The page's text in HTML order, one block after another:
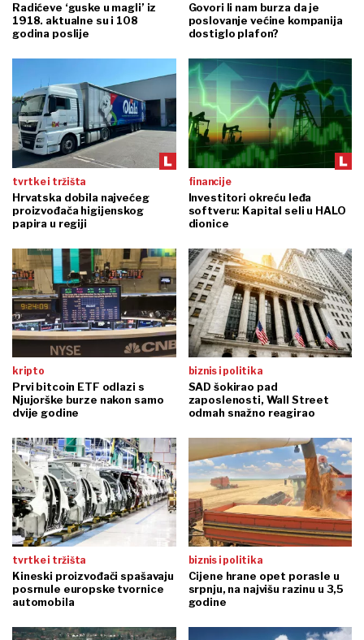
Radićeve ‘guske u magli’ iz
1918. aktualne su i 108
godina poslije
Govori li nam burza da je
poslovanje većine kompanija
dostiglo plafon?
tvrtke i tržišta
Hrvatska dobila najvećeg
proizvođača higijenskog
papira u regiji
financije
Investitori okreću leđa
softveru: Kapital seli u HALO
dionice
kripto
Prvi bitcoin ETF odlazi s
Njujorške burze nakon samo
dvije godine
biznis i politika
SAD šokirao pad
zaposlenosti, Wall Street
odmah snažno reagirao
tvrtke i tržišta
Kineski proizvođači spašavaju
posrnule europske tvornice
automobila
biznis i politika
Cijene hrane opet porasle u
srpnju, na najvišu razinu u 3,5
godine